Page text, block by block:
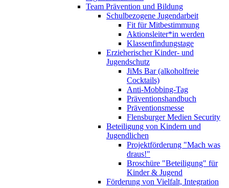
Team Prävention und Bildung
Schulbezogene Jugendarbeit
Fit für Mitbestimmung
Aktionsleiter*in werden
Klassenfindungstage
Erzieherischer Kinder- und
Jugendschutz
JiMs Bar (alkoholfreie
Cocktails)
Anti-Mobbing-Tag
Präventionshandbuch
Präventionsmesse
Flensburger Medien Security
Beteiligung von Kindern und
Jugendlichen
Projektförderung "Mach was
draus!"
Broschüre "Beteiligung" für
Kinder & Jugend
Förderung von Vielfalt, Integration